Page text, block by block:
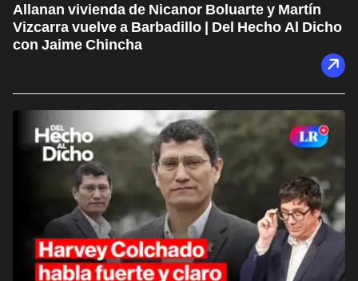
Allanan vivienda de Nicanor Boluarte y Martín
Vizcarra vuelve a Barbadillo | Del Hecho Al Dicho
con Jaime Chincha